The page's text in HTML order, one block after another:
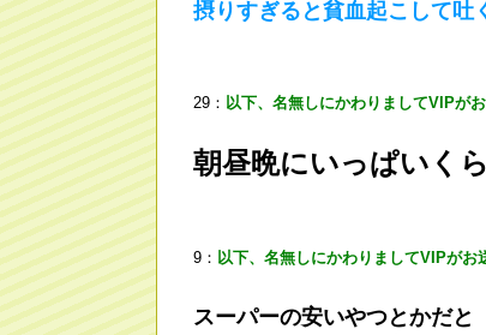
摂りすぎると貧血起こして吐
29： 以下、名無しにかわりましてVIPが
朝昼晩にいっぱいく
9： 以下、名無しにかわりましてVIPがお
スーパーの安いやつとかだと